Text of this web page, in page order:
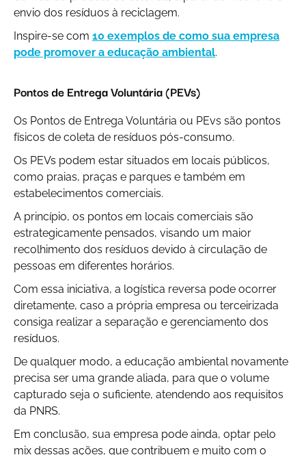
envio dos resíduos à reciclagem.
Inspire-se com 10 exemplos de como sua empresa
pode promover a educação ambiental.
Pontos de Entrega Voluntária (PEVs)
Os Pontos de Entrega Voluntária ou PEvs são pontos
físicos de coleta de resíduos pós-consumo.
Os PEVs podem estar situados em locais públicos,
como praias, praças e parques e também em
estabelecimentos comerciais.
A princípio, os pontos em locais comerciais são
estrategicamente pensados, visando um maior
recolhimento dos resíduos devido à circulação de
pessoas em diferentes horários.
Com essa iniciativa, a logística reversa pode ocorrer
diretamente, caso a própria empresa ou terceirizada
consiga realizar a separação e gerenciamento dos
resíduos.
De qualquer modo, a educação ambiental novamente
precisa ser uma grande aliada, para que o volume
capturado seja o suficiente, atendendo aos requisitos
da PNRS.
Em conclusão, sua empresa pode ainda, optar pelo
mix dessas ações, que contribuem e muito com o